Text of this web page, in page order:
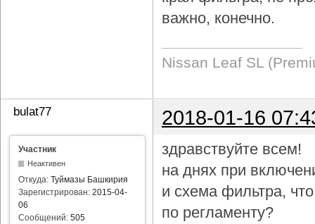
важно, конечно.
Nissan Leaf SL
bulat77 2018-01-16
Участник
Неактивен
Откуда: Туймазы Башкирия
Зарегистрирован: 2015-04-
06
Сообщений: 505
здравствуйте всем!
на днях при
и схема фильтра,
по регламенту?